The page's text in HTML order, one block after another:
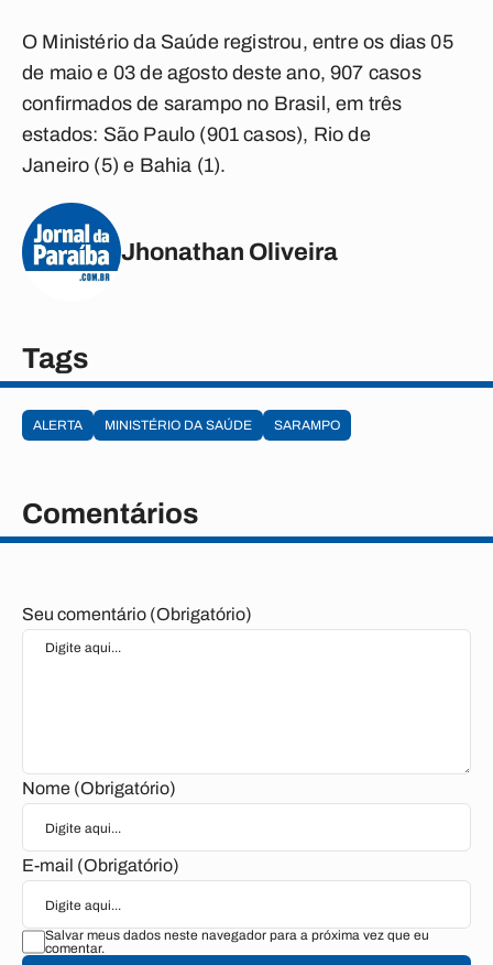
O Ministério da Saúde registrou, entre os dias 05
de maio e 03 de agosto deste ano, 907 casos
confirmados de sarampo no Brasil, em três
estados: São Paulo (901 casos), Rio de
Janeiro (5) e Bahia (1).
Jhonathan Oliveira
Tags
ALERTA MINISTÉRIO DA SAÚDE SARAMPO
Comentários
Seu comentário (Obrigatório)
Nome (Obrigatório)
E-mail (Obrigatório)
Salvar meus dados neste navegador para a próxima vez que eu
comentar.